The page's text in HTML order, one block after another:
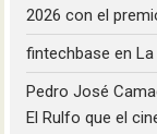
2026 con el
fintechbase en
Pedro José
El Rulfo que el